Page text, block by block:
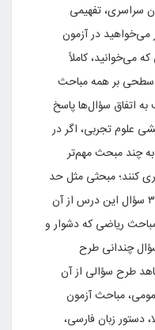
سراسری، تفهیمی
در آزمون
می‌خوانید‌، کاملاً
سطحی بر همه مباحث
اتفاق سؤال‌ها پاسخ
علوم تجربی، اگر در
چند مبحث مهم‌تر
کنند؛ مبحثی مثل حد
و مشتق که حداقل ۱۱ یا ۱۲ سؤال از ۳۰ سؤال این درس از آن
ریاضی که دشوار و
چندانی طرح
طرح سؤالی از آن
مباحث آزمون
دستور زبان فارسی،